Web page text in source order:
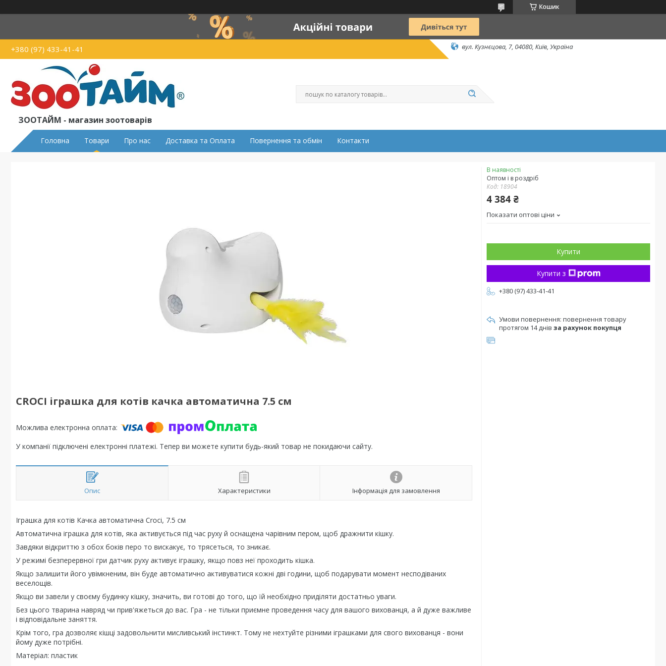
Кошик
+380 (97) 433-41-41 вул. Кузнєцова, 7, 04080, Київ, Україна
ЗООТАЙМ - магазин зоотоварів
Головна Товари Про нас Доставка та Оплата Повернення та обмін Контакти
CROCI іграшка для котів качка автоматична 7.5 см
У компанії підключені електронні платежі. Тепер ви можете купити будь-який товар не покидаючи сайту.
Опис Характеристики Інформація для замовлення
Іграшка для котів Качка автоматична Croci, 7.5 см
Автоматична іграшка для котів, яка активується під час руху й оснащена чарівним пером, щоб дражнити кішку.
Завдяки відкриттю з обох боків перо то вискакує, то трясеться, то зникає.
У режимі безперервної гри датчик руху активує іграшку, якщо повз неї проходить кішка.
Якщо залишити його увімкненим, він буде автоматично активуватися кожні дві години, щоб подарувати момент несподіваних
веселощів.
Якщо ви завели у своєму будинку кішку, значить, ви готові до того, що їй необхідно приділяти достатньо уваги.
Без цього тварина навряд чи прив'яжеться до вас. Гра - не тільки приємне проведення часу для вашого вихованця, а й дуже важливе
і відповідальне заняття.
Крім того, гра дозволяє кішці задовольнити мисливський інстинкт. Тому не нехтуйте різними іграшками для свого вихованця - вони
йому дуже потрібні.
Матеріал: пластик
В наявності
Оптом і в роздріб
Код: 18904
4 384 ₴
Показати оптові ціни
Купити
Купити з
+380 (97) 433-41-41
повернення товару
протягом 14 днів за рахунок покупця